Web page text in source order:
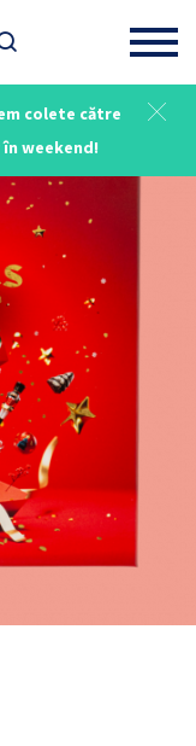
colete către
weekend!